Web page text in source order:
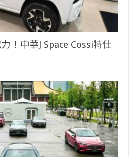
！中華J Space Cossi特仕